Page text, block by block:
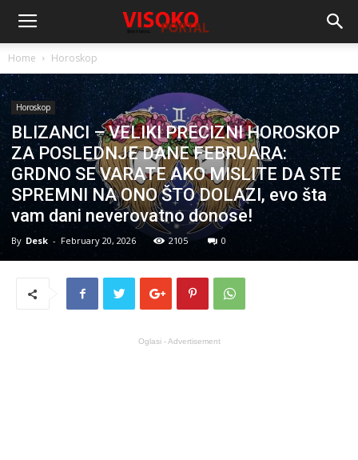
Home Horoskop
Horoskop
BLIZANCI – VELIKI PRECIZNI HOROSKOP
ZA POSLEDNJE DANE FEBRUARA:
GRDNO SE VARATE AKO MISLITE DA STE
SPREMNI NA ONO ŠTO DOLAZI, evo šta
vam dani neverovatno donose!
By Desk - February 20, 2026 2105 0
Oglasi - Advertisement